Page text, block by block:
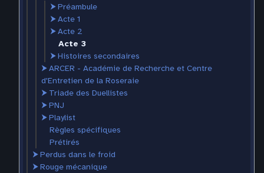
⮞Préambule
⮞Acte 1
⮞Acte 2
Acte 3
⮞Histoires secondaires
⮞ARCER - Académie de Recherche et Centre
d'Entretien de la Roseraie
⮞ Triade des Duellistes
⮞PNJ
⮞Playlist
Règles spécifiques
Prétirés
⮞Perdus dans le froid
⮞Rouge mécanique